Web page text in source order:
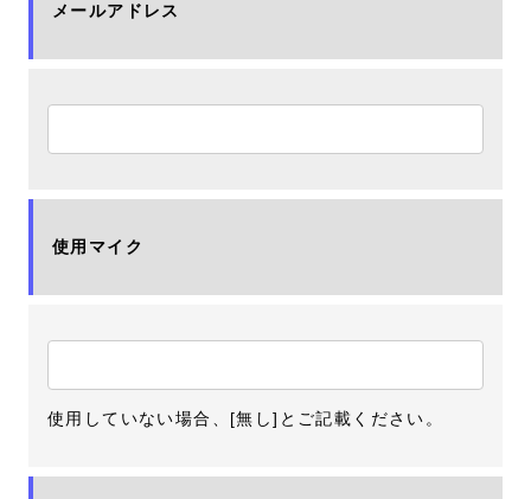
メールアドレス
使用マイク
使用していない場合、[無し]とご記載ください。